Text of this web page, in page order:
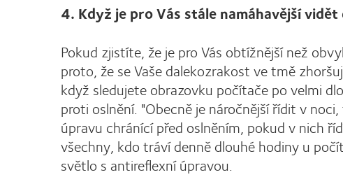
4. Když je pro Vás stále namáhavější
Pokud zjistíte, že je pro Vás obtížnější než
proto, že se Vaše dalekozrakost ve tmě
když sledujete obrazovku počítače po velmi
proti oslnění. "Obecně je náročnější řídit v
úpravu chránící před oslněním, pokud v nich
všechny, kdo tráví denně dlouhé hodiny u
světlo s antireflexní úpravou.